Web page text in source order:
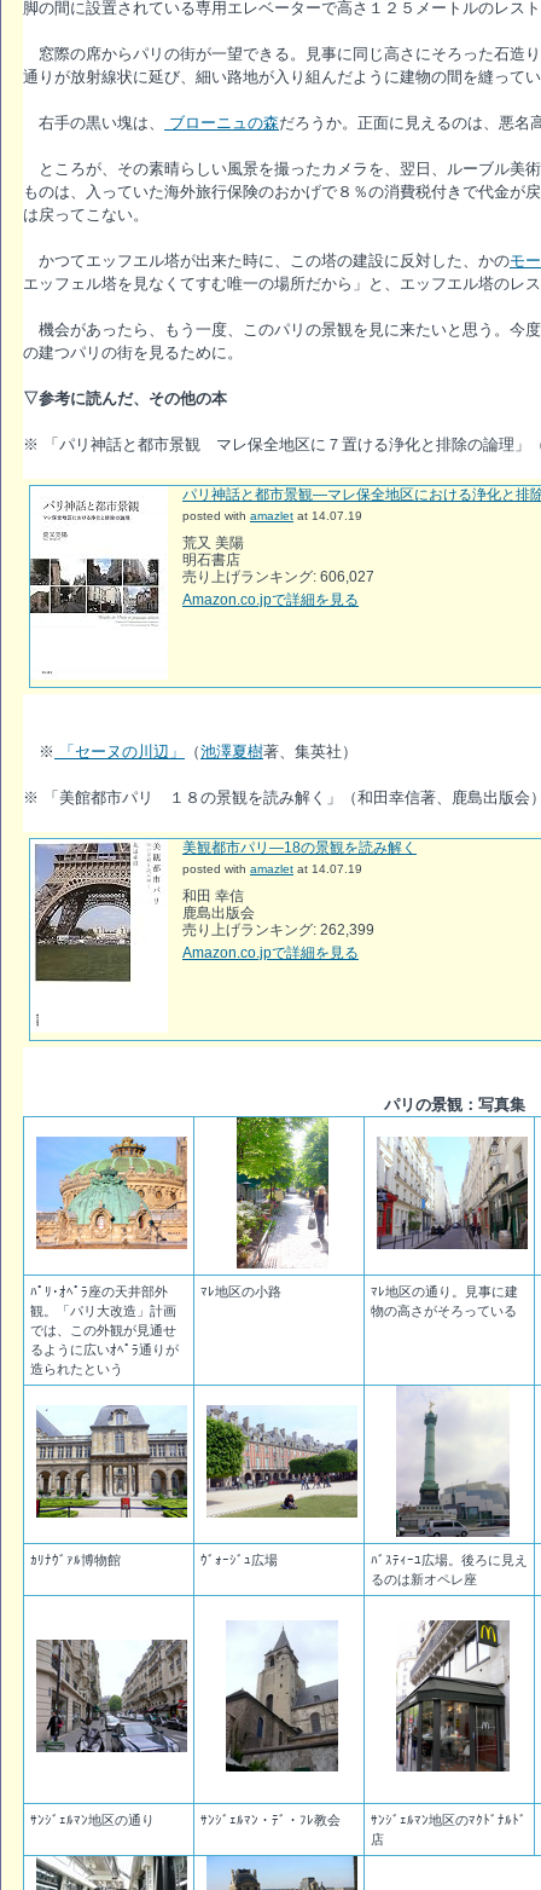
脚の間に設置されている専用エレベーターで高さ１２５メートルのレス
窓際の席からパリの街が一望できる。見事に同じ高さにそろった石造
通りが放射線状に延び、細い路地が入り組んだように建物の間を縫って
右手の黒い塊は、 ブローニュの森だろうか。正面に見えるのは、悪名
ところが、その素晴らしい風景を撮ったカメラを、翌日、ルーブル美
ものは、入っていた海外旅行保険のおかげで８％の消費税付きで代金が
は戻ってこない。
かつてエッフエル塔が出来た時に、この塔の建設に反対した、かのモ
エッフェル塔を見なくてすむ唯一の場所だから」と、エッフエル塔のレ
機会があったら、もう一度、このパリの景観を見に来たいと思う。今
の建つパリの街を見るために。
▽参考に読んだ、その他の本
※ 「パリ神話と都市景観 マレ保全地区に７置ける浄化と排除の論理」
パリ神話と都市景観―マレ保全地区における浄化と排
posted with amazlet at 14.07.19
荒又 美陽
明石書店
売り上げランキング: 606,027
Amazon.co.jpで詳細を見る
※ 「セーヌの川辺」 （池澤夏樹著、集英社）
※ 「美館都市パリ １８の景観を読み解く」（和田幸信著、鹿島出版会
美観都市パリ―18の景観を読み解く
posted with amazlet at 14.07.19
和田 幸信
鹿島出版会
売り上げランキング: 262,399
Amazon.co.jpで詳細を見る
パリの景観：写真集
ﾊﾟﾘ･ｵﾍﾟﾗ座の天井部外
観。「パリ大改造」計画
では、この外観が見通せ
るように広いｵﾍﾟﾗ通りが
造られたという
ﾏﾚ地区の小路
ﾏﾚ地区の通り。見事に建
物の高さがそろっている
ｶﾘﾅｳﾞｧﾙ博物館 ｳﾞｫｰｼﾞｭ広場
ﾊﾞｽﾃｨｰﾕ広場。後ろに見え
るのは新オペレ座
ｻﾝｼﾞｪﾙﾏﾝ地区の通り ｻﾝｼﾞｪﾙﾏﾝ・ﾃﾞ・ﾌﾚ教会
ｻﾝｼﾞｪﾙﾏﾝ地区のﾏｸﾄﾞﾅﾙﾄﾞ
店